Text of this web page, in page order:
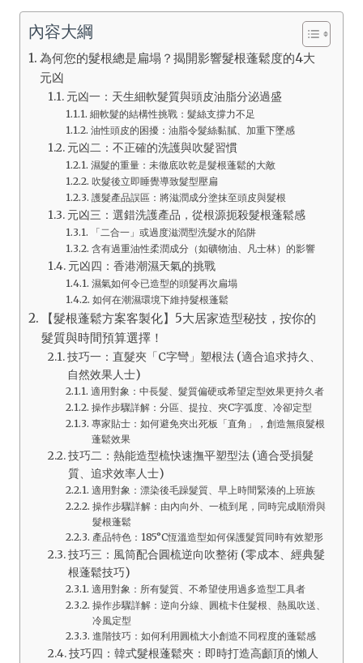
內容大綱
為何您的髮根總是扁塌？揭開影響髮根蓬鬆度的4大
元凶
元凶一：天生細軟髮質與頭皮油脂分泌過盛
細軟髮的結構性挑戰：髮絲支撐力不足
油性頭皮的困擾：油脂令髮絲黏膩、加重下墜感
元凶二：不正確的洗護與吹髮習慣
濕髮的重量：未徹底吹乾是髮根蓬鬆的大敵
吹髮後立即睡覺導致髮型壓扁
護髮產品誤區：將滋潤成分塗抹至頭皮與髮根
元凶三：選錯洗護產品，從根源扼殺髮根蓬鬆感
「二合一」或過度滋潤型洗髮水的陷阱
含有過重油性柔潤成分（如礦物油、凡士林）的影響
元凶四：香港潮濕天氣的挑戰
濕氣如何令已造型的頭髮再次扁塌
如何在潮濕環境下維持髮根蓬鬆
【髮根蓬鬆方案客製化】5大居家造型秘技，按你的
髮質與時間預算選擇！
技巧一：直髮夾「C字彎」塑根法 (適合追求持久、
自然效果人士)
適用對象：中長髮、髮質偏硬或希望定型效果更持久者
操作步驟詳解：分區、提拉、夾C字弧度、冷卻定型
專家貼士：如何避免夾出死板「直角」，創造無痕髮根
蓬鬆效果
技巧二：熱能造型梳快速撫平塑型法 (適合受損髮
質、追求效率人士)
適用對象：漂染後毛躁髮質、早上時間緊湊的上班族
操作步驟詳解：由內向外、一梳到尾，同時完成順滑與
髮根蓬鬆
產品特色：185°C恆溫造型如何保護髮質同時有效塑形
技巧三：風筒配合圓梳逆向吹整術 (零成本、經典髮
根蓬鬆技巧)
適用對象：所有髮質、不希望使用過多造型工具者
操作步驟詳解：逆向分線、圓梳卡住髮根、熱風吹送、
冷風定型
進階技巧：如何利用圓梳大小創造不同程度的蓬鬆感
技巧四：韓式髮根蓬鬆夾：即時打造高顱頂的懶人